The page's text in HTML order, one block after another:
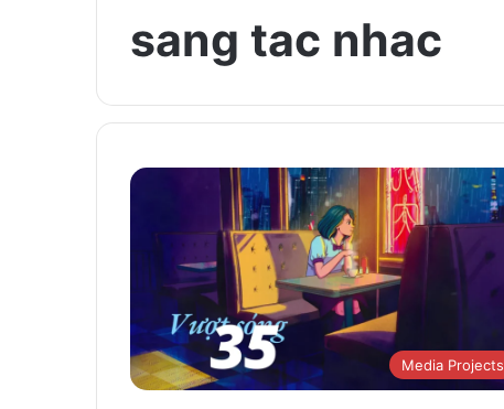
sang tac nhac
Media Projects